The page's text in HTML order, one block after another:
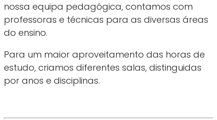
nossa equipa pedagógica, contamos com
professoras e técnicas para as diversas áreas
do ensino.
Para um maior aproveitamento das horas de
estudo, criamos diferentes salas, distinguidas
por anos e disciplinas.